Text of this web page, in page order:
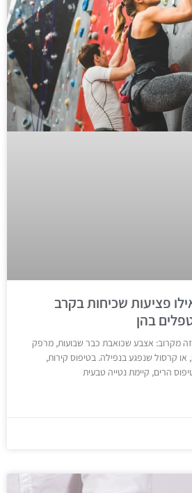
פציעות שכיחות בקרב
בהן
מקרוב: אצבע שכואבת כבר שבועות, מרפק
קרסול שנפגע בנפילה. בטיפוס קירות,
הרים, קיימת נטייה טבעית